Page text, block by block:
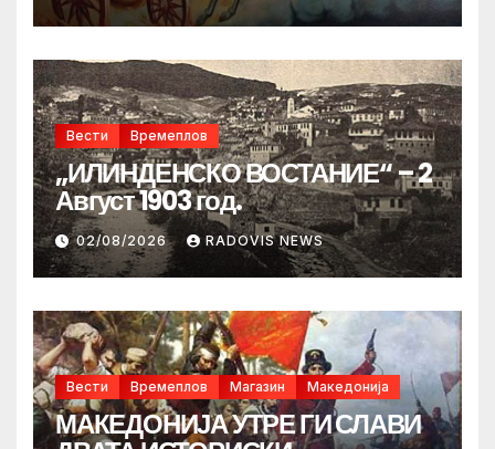
Вести Времеплов
„ИЛИНДЕНСКО ВОСТАНИЕ“ – 2
Август 1903 год.
02/08/2026 RADOVIS NEWS
Вести Времеплов Магазин Македонија
МАКЕДОНИЈА УТРЕ ГИ СЛАВИ